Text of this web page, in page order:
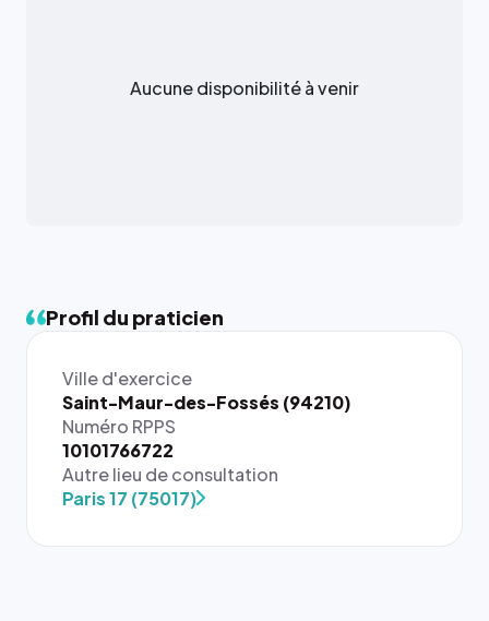
Aucune disponibilité à venir
Profil du praticien
Ville d'exercice
Saint-Maur-des-Fossés (94210)
Numéro RPPS
10101766722
Autre lieu de consultation
Paris 17 (75017)
{# 40×40
: la taille
rendue par
`.profile-